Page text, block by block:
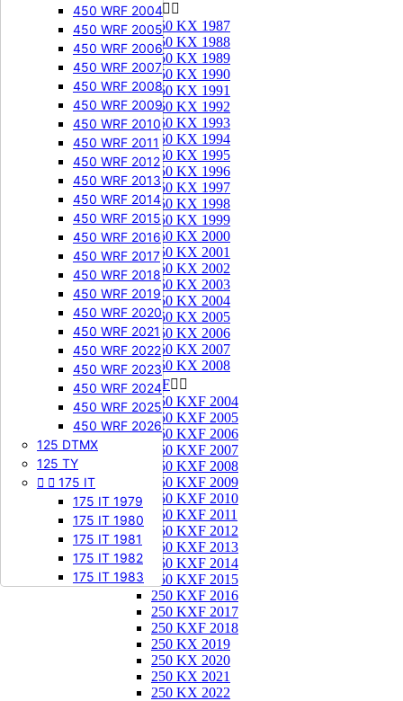
450 WRF 2004
450 WRF 2005
450 WRF 2006
450 WRF 2007
450 WRF 2008
450 WRF 2009
450 WRF 2010
450 WRF 2011
450 WRF 2012
450 WRF 2013
450 WRF 2014
450 WRF 2015
450 WRF 2016
450 WRF 2017
450 WRF 2018
450 WRF 2019
450 WRF 2020
450 WRF 2021
450 WRF 2022
450 WRF 2023
450 WRF 2024
450 WRF 2025
450 WRF 2026
125 DTMX
125 TY
  175 IT
175 IT 1979
175 IT 1980
175 IT 1981
175 IT 1982
175 IT 1983
250 KX 
250 KX 1987
250 KX 1988
250 KX 1989
250 KX 1990
250 KX 1991
250 KX 1992
250 KX 1993
250 KX 1994
250 KX 1995
250 KX 1996
250 KX 1997
250 KX 1998
250 KX 1999
250 KX 2000
250 KX 2001
250 KX 2002
250 KX 2003
250 KX 2004
250 KX 2005
250 KX 2006
250 KX 2007
250 KX 2008
250 KXF 
250 KXF 2004
250 KXF 2005
250 KXF 2006
250 KXF 2007
250 KXF 2008
250 KXF 2009
250 KXF 2010
250 KXF 2011
250 KXF 2012
250 KXF 2013
250 KXF 2014
250 KXF 2015
250 KXF 2016
250 KXF 2017
250 KXF 2018
250 KX 2019
250 KX 2020
250 KX 2021
250 KX 2022